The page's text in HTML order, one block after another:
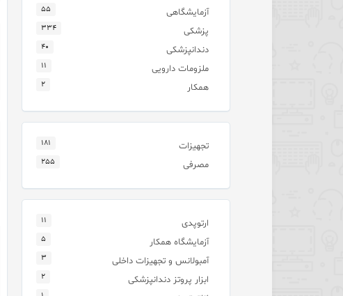
آزمایشگاهی ۵۵
پزشکی ۳۳۴
دندانپزشکی ۴۰
ملزومات دارویی ۱۱
همکار ۲
تجهیزات ۱۸۱
مصرفی ۲۵۵
ارتوپدی ۱۱
آزمایشگاه همکار ۵
آمبولانس و تجهیزات داخلی ۳
ابزار پروتز دندانپزشکی ۲